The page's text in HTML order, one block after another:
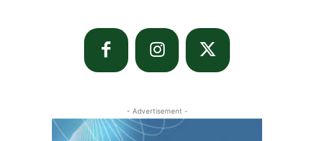
- Advertisement -